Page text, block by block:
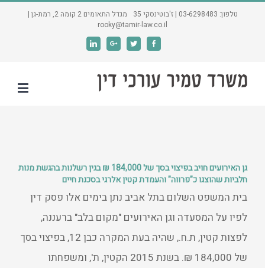
טלפון: 03-6298483 | ז'בוטינסקי 35 מגדל התאומים 2 קומה 2, רמת-גן |
rooky@tamir-law.co.il
Facebook
Twitter
Google+
Linkedin
גן האירועים חויב בפיצוי בסך של 184,000 ₪ בגין רשלנות בהגשת מנות
חלביות שהוצגו כ"פרווה" והעמדת קטין אלרגי בסכנת חיים
בית המשפט השלום בתל אביב נתן בימים אלו פסק דין
לפיו על המסעדה וגן האירועים "מקום בלב" ברעננה,
לפצות קטין, ת.ח., שהיה בעת המקרה כבן 12, בפיצוי בסך
של 184,000 ₪. בשנת 2015 הקטין, ת', ומשפחתו